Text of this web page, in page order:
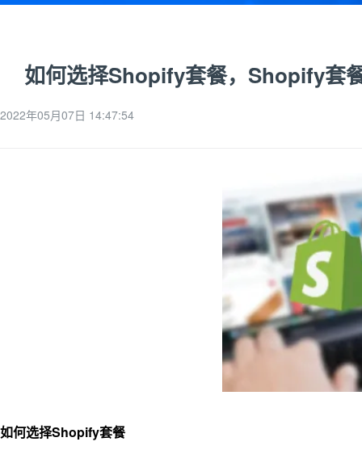
如何选择Shopify套餐，Shopify套
2022年05月07日 14:47:54
如何选择Shopify套餐